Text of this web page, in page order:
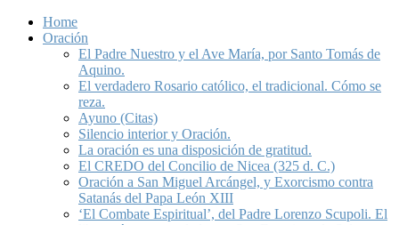
Home
Oración
El Padre Nuestro y el Ave María, por Santo Tomás de
Aquino.
El verdadero Rosario católico, el tradicional. Cómo se
reza.
Ayuno (Citas)
Silencio interior y Oración.
La oración es una disposición de gratitud.
El CREDO del Concilio de Nicea (325 d. C.)
Oración a San Miguel Arcángel, y Exorcismo contra
Satanás del Papa León XIII
‘El Combate Espiritual’, del Padre Lorenzo Scupoli. El